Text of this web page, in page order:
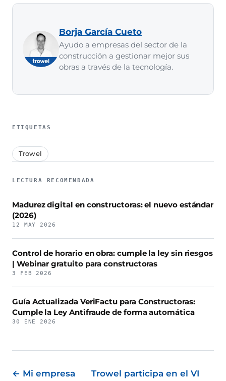
Borja García Cueto
Ayudo a empresas del sector de la
construcción a gestionar mejor sus
obras a través de la tecnología.
ETIQUETAS
Trowel
LECTURA RECOMENDADA
Madurez digital en constructoras: el nuevo estándar
(2026)
12 MAY 2026
Control de horario en obra: cumple la ley sin riesgos
| Webinar gratuito para constructoras
3 FEB 2026
Guía Actualizada VeriFactu para Constructoras:
Cumple la Ley Antifraude de forma automática
30 ENE 2026
← Mi empresa
Trowel participa en el VI